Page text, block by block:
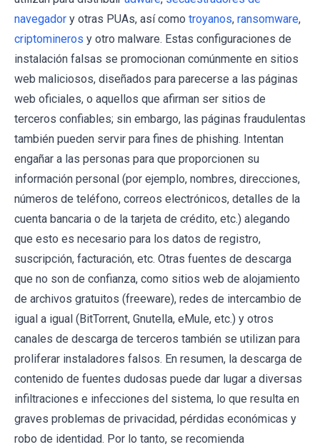
navegador y otras PUAs, así como troyanos, ransomware,
criptomineros y otro malware. Estas configuraciones de
instalación falsas se promocionan comúnmente en sitios
web maliciosos, diseñados para parecerse a las páginas
web oficiales, o aquellos que afirman ser sitios de
terceros confiables; sin embargo, las páginas fraudulentas
también pueden servir para fines de phishing. Intentan
engañar a las personas para que proporcionen su
información personal (por ejemplo, nombres, direcciones,
números de teléfono, correos electrónicos, detalles de la
cuenta bancaria o de la tarjeta de crédito, etc.) alegando
que esto es necesario para los datos de registro,
suscripción, facturación, etc. Otras fuentes de descarga
que no son de confianza, como sitios web de alojamiento
de archivos gratuitos (freeware), redes de intercambio de
igual a igual (BitTorrent, Gnutella, eMule, etc.) y otros
canales de descarga de terceros también se utilizan para
proliferar instaladores falsos. En resumen, la descarga de
contenido de fuentes dudosas puede dar lugar a diversas
infiltraciones e infecciones del sistema, lo que resulta en
graves problemas de privacidad, pérdidas económicas y
robo de identidad. Por lo tanto, se recomienda